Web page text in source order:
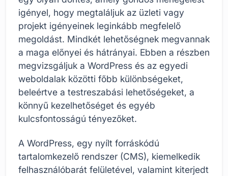
igényel, hogy megtaláljuk az üzleti vagy
projekt igényeinek leginkább megfelelő
megoldást. Mindkét lehetőségnek megvannak
a maga előnyei és hátrányai. Ebben a részben
megvizsgáljuk a WordPress és az egyedi
weboldalak közötti főbb különbségeket,
beleértve a testreszabási lehetőségeket, a
könnyű kezelhetőséget és egyéb
kulcsfontosságú tényezőket.
A WordPress, egy nyílt forráskódú
tartalomkezelő rendszer (CMS), kiemelkedik
felhasználóbarát felületével, valamint kiterjedt